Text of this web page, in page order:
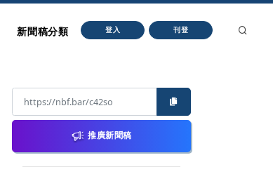
新聞稿分類 登入 刊登
推廣新聞稿